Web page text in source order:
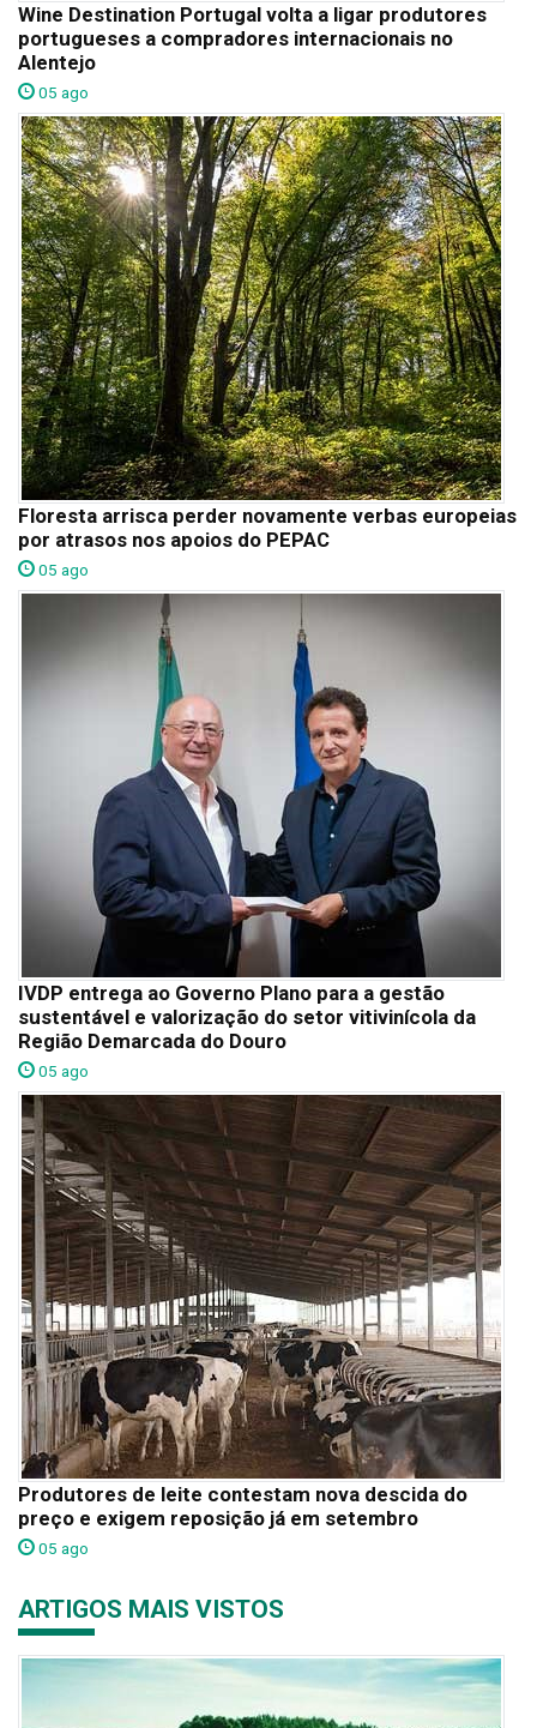
Wine Destination Portugal volta a ligar produtores
portugueses a compradores internacionais no
Alentejo
05 ago
Floresta arrisca perder novamente verbas europeias
por atrasos nos apoios do PEPAC
05 ago
IVDP entrega ao Governo Plano para a gestão
sustentável e valorização do setor vitivinícola da
Região Demarcada do Douro
05 ago
Produtores de leite contestam nova descida do
preço e exigem reposição já em setembro
05 ago
ARTIGOS MAIS VISTOS